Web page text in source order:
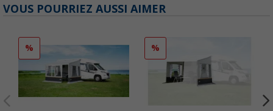
VOUS POURRIEZ AUSSI AIMER
% %